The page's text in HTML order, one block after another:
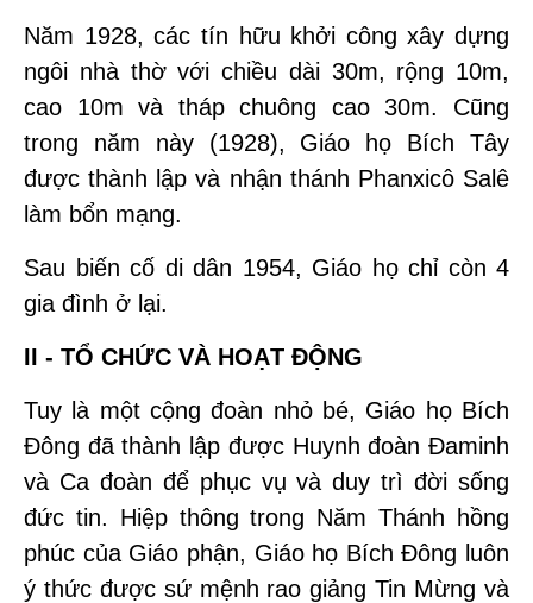
Năm 1928, các tín hữu khởi công xây dựng
ngôi nhà thờ với chiều dài 30m, rộng 10m,
cao 10m và tháp chuông cao 30m. Cũng
trong năm này (1928), Giáo họ Bích Tây
được thành lập và nhận thánh Phanxicô Salê
làm bổn mạng.
Sau biến cố di dân 1954, Giáo họ chỉ còn 4
gia đình ở lại.
II - TỔ CHỨC VÀ HOẠT ĐỘNG
Tuy là một cộng đoàn nhỏ bé, Giáo họ Bích
Đông đã thành lập được Huynh đoàn Đaminh
và Ca đoàn để phục vụ và duy trì đời sống
đức tin. Hiệp thông trong Năm Thánh hồng
phúc của Giáo phận, Giáo họ Bích Đông luôn
ý thức được sứ mệnh rao giảng Tin Mừng và